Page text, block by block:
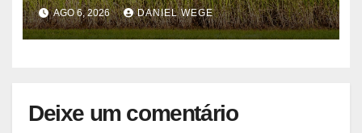
quinzenas de junho
AGO 6, 2026 DANIEL WEGE
Deixe um comentário